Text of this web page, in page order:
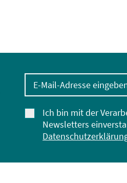
E-Mail-Adresse eingeben
Ich bin mit der
Newsletters